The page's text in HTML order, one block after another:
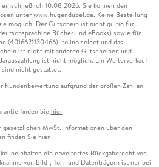
10.08.2026. Sie können den
unter www.hugendubel.de. Keine Bestellung
möglich. Der Gutschein ist nicht gültig für
Bücher und eBooks) sowie für
(4016621130466), tolino select und das
ist nicht mit anderen Gutscheinen und
ist nicht möglich. Ein Weiterverkauf
sind nicht gestattet.
aufgrund der großen Zahl an
finden Sie hier
MwSt. Informationen über den
finden Sie hier
beinhalten ein erweitertes Rückgaberecht von
von Bild-, Ton- und Datenträgern ist nur bei